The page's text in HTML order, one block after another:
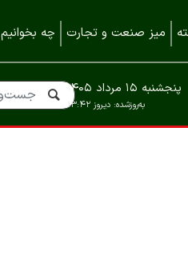
میز صنعت و تجارت چه بخوانیم
به‌روزشده: دیروز ۱۳:۴۲
پنجشنبه ۱۵ مرداد ۱۴۰۵